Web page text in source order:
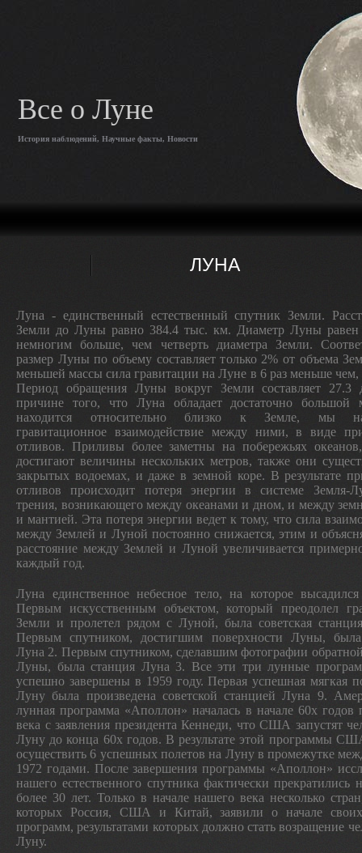
Все о Луне
История наблюдений, Научные факты, Новости
ЛУНА
Луна - единственный естественный спутник Земли.
Земли до Луны равно 384.4 тыс. км. Диаметр Луны
немногим больше, чем четверть диаметра Земли.
размер Луны по объему составляет только 2% от объема
меньшей массы сила гравитации на Луне в 6 раз меньше чем,
Период обращения Луны вокруг Земли составляет
причине того, что Луна обладает достаточно большой
находится относительно близко к Земле, мы
гравитационное взаимодействие между ними, в виде
отливов. Приливы более заметны на побережьях
достигают величины нескольких метров, также они
закрытых водоемах, и даже в земной коре. В результате
отливов происходит потеря энергии в системе Земля-
трения, возникающего между океанами и дном, и между
и мантией. Эта потеря энергии ведет к тому, что сила
между Землей и Луной постоянно снижается, этим и
расстояние между Землей и Луной увеличивается
каждый год.
Луна единственное небесное тело, на которое
Первым искусственным объектом, который преодолел
Земли и пролетел рядом с Луной, была советская
Первым спутником, достигшим поверхности Луны,
Луна 2. Первым спутником, сделавшим фотографии
Луны, была станция Луна 3. Все эти три лунные
успешно завершены в 1959 году. Первая успешная мягкая
Луну была произведена советской станцией Луна 9.
лунная программа «Аполлон» началась в начале 60х годов
века с заявления президента Кеннеди, что США запустят
Луну до конца 60х годов. В результате этой программы
осуществить 6 успешных полетов на Луну в промежутке
1972 годами. После завершения программы «Аполлон»
нашего естественного спутника фактически прекратились
более 30 лет. Только в начале нашего века несколько
которых Россия, США и Китай, заявили о начале
программ, результатами которых должно стать возращение
Луну.